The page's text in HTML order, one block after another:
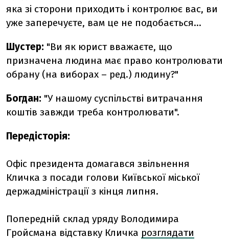
яка зі сторони приходить і контролює вас, ви
уже заперечуєте, вам це не подобається...
Шустер: "Ви як юрист вважаєте, що
призначена людина має право контролювати
обрану (на виборах – ред.) людину?"
Богдан: "У нашому суспільстві витрачання
коштів завжди треба контролювати".
Передісторія:
Офіс президента домагався звільнення
Кличка з посади голови Київської міської
держадміністрації з кінця липня.
Попередній склад уряду Володимира
Гройсмана відставку Кличка розглядати